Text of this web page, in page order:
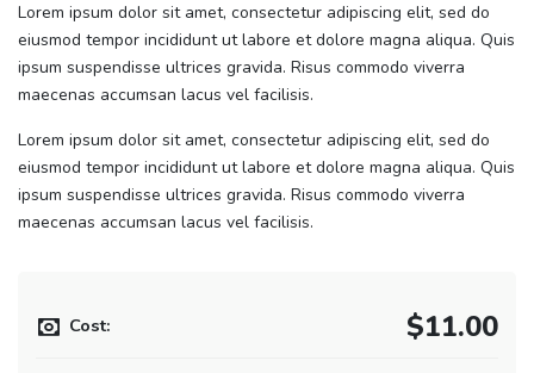
Lorem ipsum dolor sit amet, consectetur adipiscing elit, sed do
eiusmod tempor incididunt ut labore et dolore magna aliqua. Quis
ipsum suspendisse ultrices gravida. Risus commodo viverra
maecenas accumsan lacus vel facilisis.
Lorem ipsum dolor sit amet, consectetur adipiscing elit, sed do
eiusmod tempor incididunt ut labore et dolore magna aliqua. Quis
ipsum suspendisse ultrices gravida. Risus commodo viverra
maecenas accumsan lacus vel facilisis.
Cost: $11.00